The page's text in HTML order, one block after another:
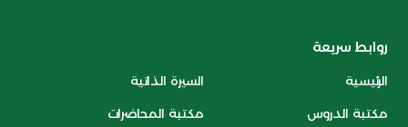
روابط سريعة
الرئيسية السيرة الذاتية
مكتبة الدروس مكتبة المحاضرات